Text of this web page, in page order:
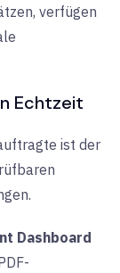
verfügen
Echtzeit
ist der
Dashboard